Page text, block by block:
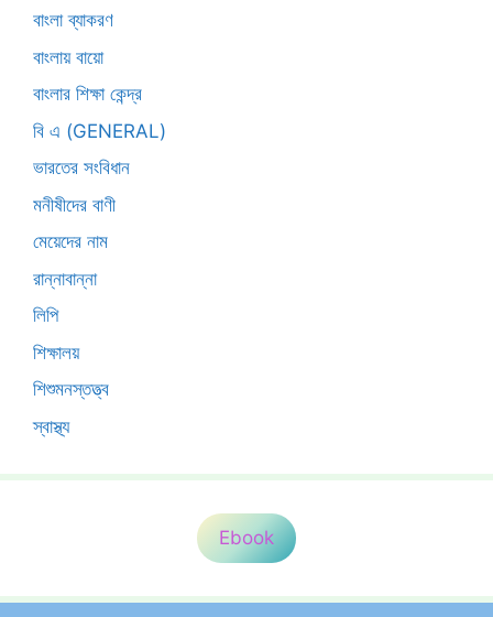
বাংলা ব্যাকরণ
বাংলায় বায়ো
বাংলার শিক্ষা কেন্দ্র
বি এ (GENERAL)
ভারতের সংবিধান
মনীষীদের বাণী
মেয়েদের নাম
রান্নাবান্না
লিপি
শিক্ষালয়
শিশুমনস্তত্ত্ব
স্বাস্থ্য
Ebook